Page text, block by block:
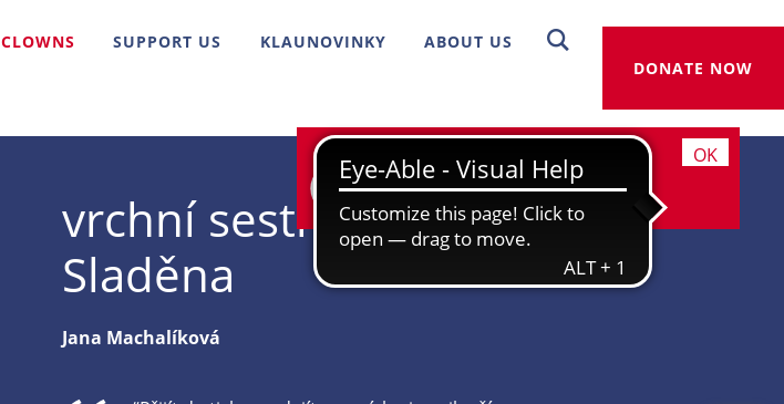
DONATE NOW
CLOWNS SUPPORT US KLAUNOVINKY ABOUT US
vrchní sestra
Sladěna
Jana Machalíková
cookies to můžeme slíbit.
informací
OK